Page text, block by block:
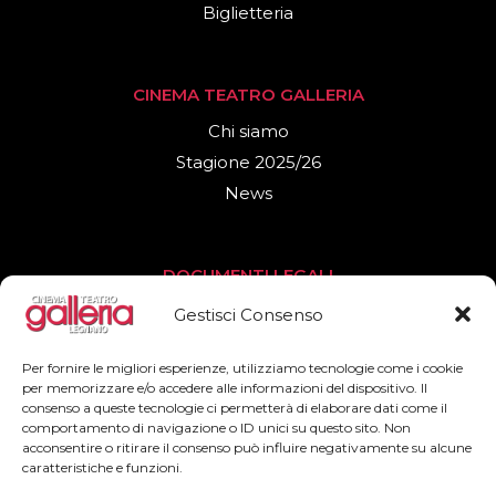
Gestisci Consenso
Per fornire le migliori esperienze, utilizziamo tecnologie come i cookie
per memorizzare e/o accedere alle informazioni del dispositivo. Il
consenso a queste tecnologie ci permetterà di elaborare dati come il
comportamento di navigazione o ID unici su questo sito. Non
acconsentire o ritirare il consenso può influire negativamente su alcune
caratteristiche e funzioni.
Biglietteria
CINEMA TEATRO GALLERIA
Chi siamo
Stagione 2025/26
News
DOCUMENTI LEGALI
Privacy Policy
SEGUICI
Facebook